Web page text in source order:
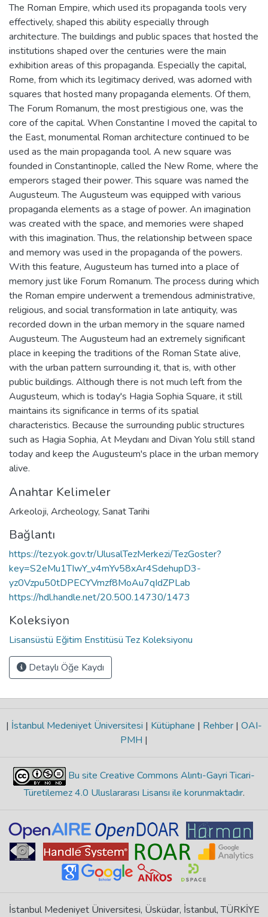
The Roman Empire, which used its propaganda tools very
effectively, shaped this ability especially through
architecture. The buildings and public spaces that hosted the
institutions shaped over the centuries were the main
exhibition areas of this propaganda. Especially the capital,
Rome, from which its legitimacy derived, was adorned with
squares that hosted many propaganda elements. Of them,
The Forum Romanum, the most prestigious one, was the
core of the capital. When Constantine I moved the capital to
the East, monumental Roman architecture continued to be
used as the main propaganda tool. A new square was
founded in Constantinople, called the New Rome, where the
emperors staged their power. This square was named the
Augusteum. The Augusteum was equipped with various
propaganda elements as a stage of power. An imagination
was created with the space, and memories were shaped
with this imagination. Thus, the relationship between space
and memory was used in the propaganda of the powers.
With this feature, Augusteum has turned into a place of
memory just like Forum Romanum. The process during which
the Roman empire underwent a tremendous administrative,
religious, and social transformation in late antiquity, was
recorded down in the urban memory in the square named
Augusteum. The Augusteum had an extremely significant
place in keeping the traditions of the Roman State alive,
with the urban pattern surrounding it, that is, with other
public buildings. Although there is not much left from the
Augusteum, which is today's Hagia Sophia Square, it still
maintains its significance in terms of its spatial
characteristics. Because the surrounding public structures
such as Hagia Sophia, At Meydanı and Divan Yolu still stand
today and keep the Augusteum's place in the urban memory
alive.
Anahtar Kelimeler
Arkeoloji, Archeology, Sanat Tarihi
Bağlantı
https://tez.yok.gov.tr/UlusalTezMerkezi/TezGoster?
key=S2eMu1TIwY_v4mYv58xAr4SdehupD3-
yz0Vzpu50tDPECYVmzf8MoAu7qIdZPLab
https://hdl.handle.net/20.500.14730/1473
Koleksiyon
Lisansüstü Eğitim Enstitüsü Tez Koleksiyonu
Detaylı Öğe Kaydı
| İstanbul Medeniyet Üniversitesi | Kütüphane | Rehber | OAI-
PMH |
Bu site Creative Commons Alıntı-Gayri Ticari-
Türetilemez 4.0 Uluslararası Lisansı ile korunmaktadır.
İstanbul Medeniyet Üniversitesi, Üsküdar, İstanbul, TÜRKİYE